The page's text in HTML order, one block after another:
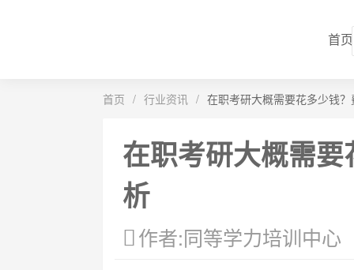
首页
首页 / 行业资讯 / 在职考研大概需要花多少钱
在职考研大概需
析
作者:同等学力培训中心